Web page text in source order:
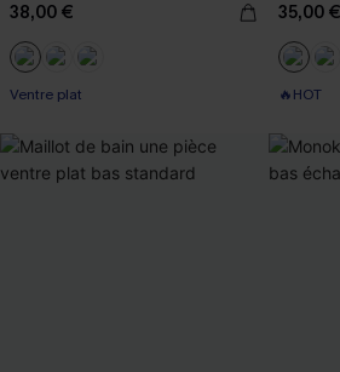
38,00 €
Ventre plat
35,00 €
🔥HOT